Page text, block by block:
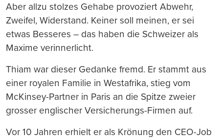
Aber allzu stolzes Gehabe provoziert Abwehr,
Zweifel, Widerstand. Keiner soll meinen, er sei
etwas Besseres – das haben die Schweizer als
Maxime verinnerlicht.
Thiam war dieser Gedanke fremd. Er stammt aus
einer royalen Familie in Westafrika, stieg vom
McKinsey-Partner in Paris an die Spitze zweier
grosser englischer Versicherungs-Firmen auf.
Vor 10 Jahren erhielt er als Krönung den CEO-Job